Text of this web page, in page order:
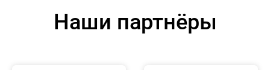
Наши партнёры